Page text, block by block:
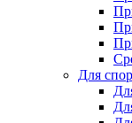
Для